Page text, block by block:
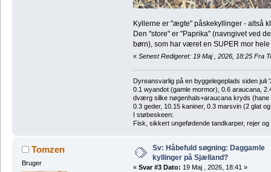
Kyllerne er "ægte" påskekyllinger - altså
Den "store" er "Paprika" (navngivet ved
børn), som har været en SUPER mor
« Senest Redigeret: 19 Maj , 2026, 18:25 Fra
Dyreansvarlig på en byggelegeplads siden juli
0.1 wyandot (gamle mormor), 0.6 araucana,
dværg silke nøgenhals+araucana kryds
0.3 geder, 10.15 kaniner, 0.3 marsvin (2 glat
I støbeskeen:
Fisk, sikkert ungefødende tandkarper, rejer
Tomzen
Bruger
Sv: Håbefuld søgning: Daggamle
kyllinger på Sjælland?
« Svar #3 Dato: 19 Maj , 2026, 18:41 »